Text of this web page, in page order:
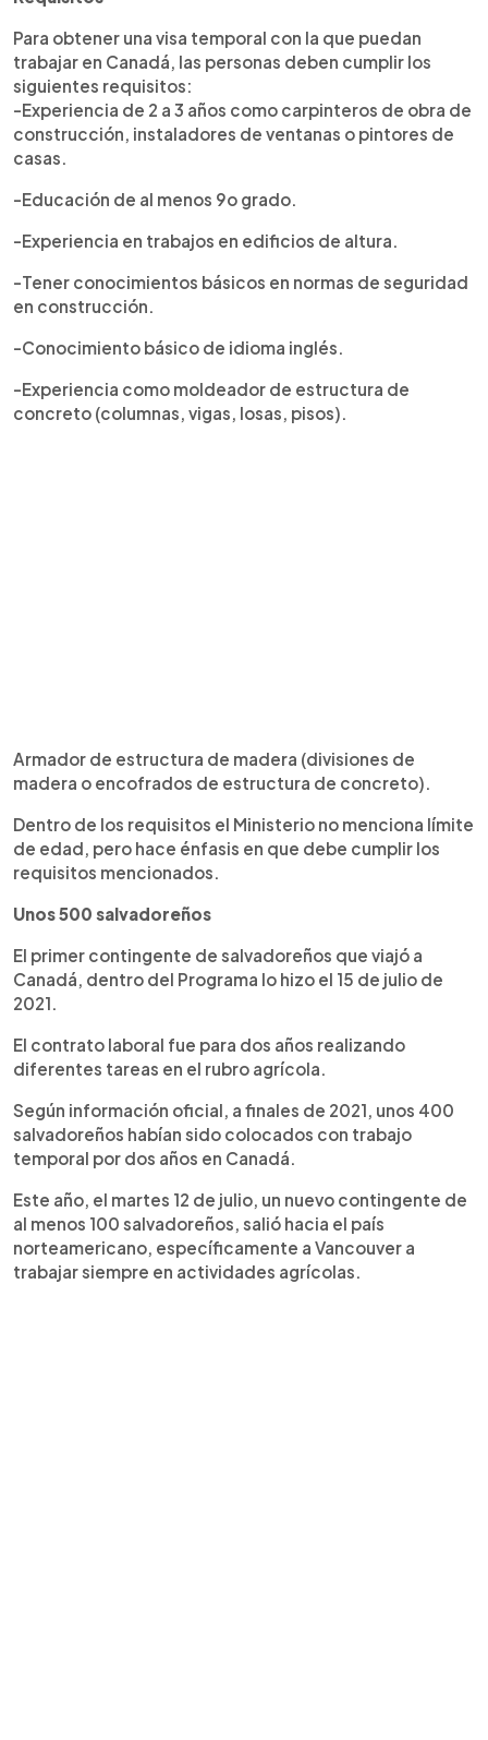
Para obtener una visa temporal con la que puedan
trabajar en Canadá, las personas deben cumplir los
siguientes requisitos:
-Experiencia de 2 a 3 años como carpinteros de obra de
construcción, instaladores de ventanas o pintores de
casas.
-Educación de al menos 9o grado.
-Experiencia en trabajos en edificios de altura.
-Tener conocimientos básicos en normas de seguridad
en construcción.
-Conocimiento básico de idioma inglés.
-Experiencia como moldeador de estructura de
concreto (columnas, vigas, losas, pisos).
Armador de estructura de madera (divisiones de
madera o encofrados de estructura de concreto).
Dentro de los requisitos el Ministerio no menciona límite
de edad, pero hace énfasis en que debe cumplir los
requisitos mencionados.
Unos 500 salvadoreños
El primer contingente de salvadoreños que viajó a
Canadá, dentro del Programa lo hizo el 15 de julio de
2021.
El contrato laboral fue para dos años realizando
diferentes tareas en el rubro agrícola.
Según información oficial, a finales de 2021, unos 400
salvadoreños habían sido colocados con trabajo
temporal por dos años en Canadá.
Este año, el martes 12 de julio, un nuevo contingente de
al menos 100 salvadoreños, salió hacia el país
norteamericano, específicamente a Vancouver a
trabajar siempre en actividades agrícolas.